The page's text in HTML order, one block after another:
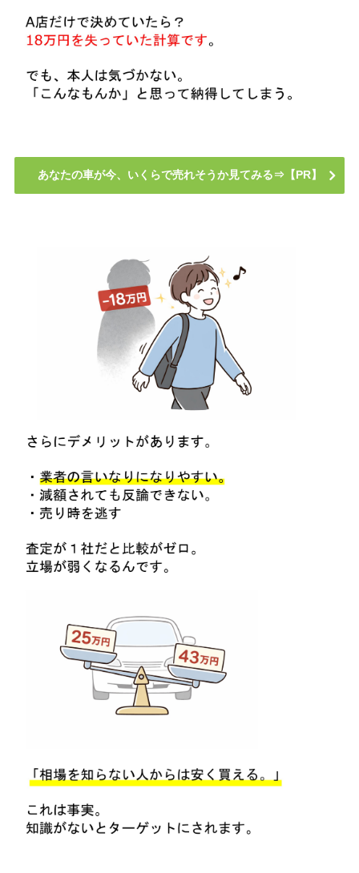
あなたの車が今、いくらで売れそうか見てみる⇒【PR】